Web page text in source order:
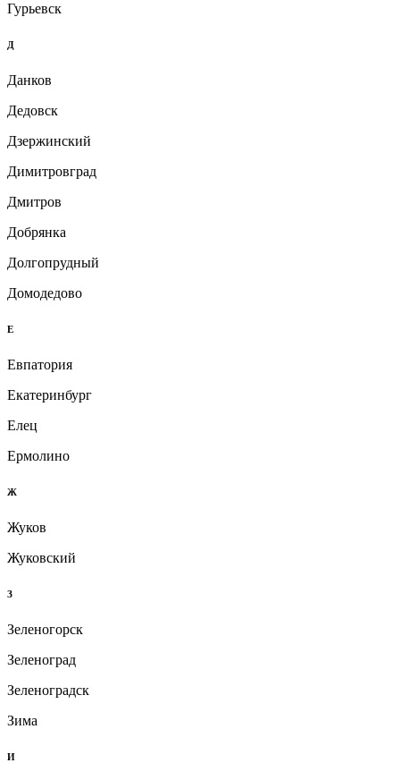
Гурьевск
Д
Данков
Дедовск
Дзержинский
Димитровград
Дмитров
Добрянка
Долгопрудный
Домодедово
Е
Евпатория
Екатеринбург
Елец
Ермолино
Ж
Жуков
Жуковский
З
Зеленогорск
Зеленоград
Зеленоградск
Зима
И